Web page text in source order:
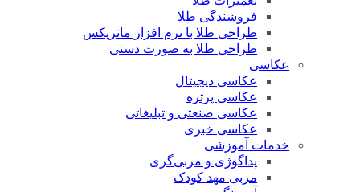
فروشندگی طلا
طراحی طلا با نرم افزار ماتریکس
طراحی طلا به صورت دستی
عکاسی
عکاسی دیجیتال
عکاسی پرتره
عکاسی صنعتی و تبلیغاتی
عکاسی خبری
خدمات آموزشی
پداگوژی و مربی‌گری
مربی مهد کودک